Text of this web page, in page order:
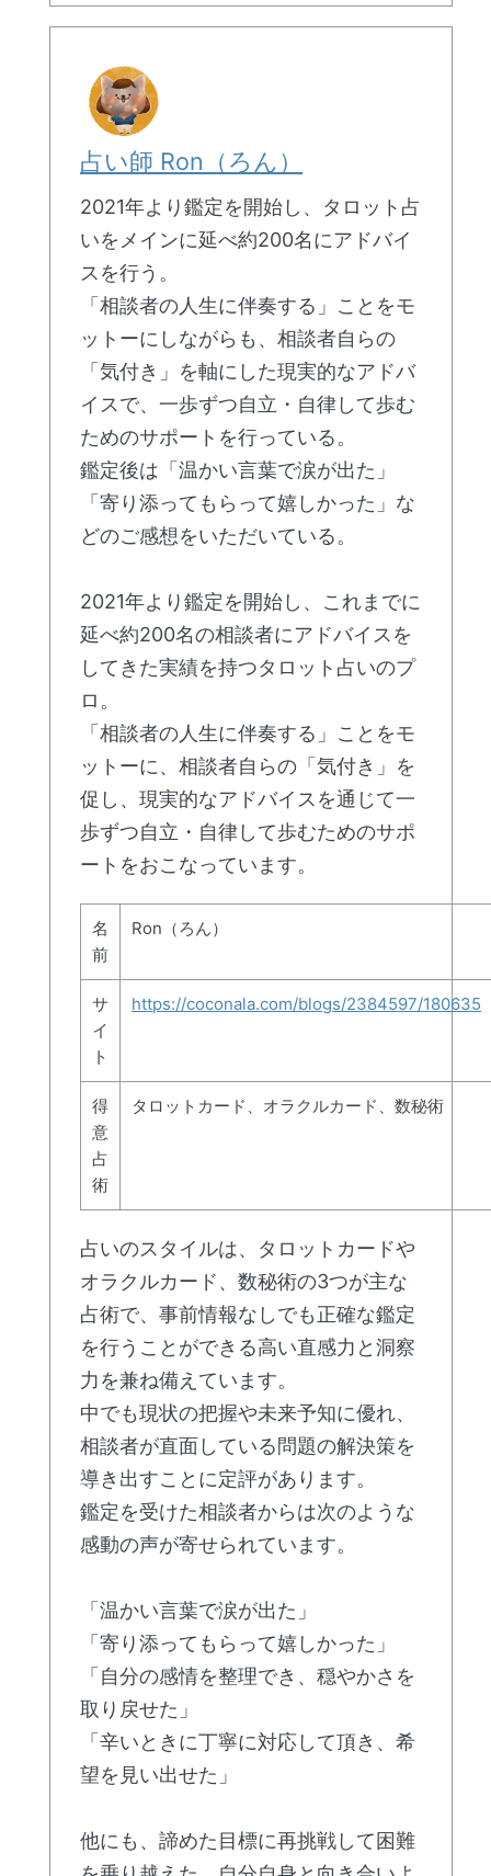
占い師 Ron（ろん）
2021年より鑑定を開始し、タロット占
いをメインに延べ約200名にアドバイ
スを行う。
「相談者の人生に伴奏する」ことをモ
ットーにしながらも、相談者自らの
「気付き」を軸にした現実的なアドバ
イスで、一歩ずつ自立・自律して歩む
ためのサポートを行っている。
鑑定後は「温かい言葉で涙が出た」
「寄り添ってもらって嬉しかった」な
どのご感想をいただいている。
2021年より鑑定を開始し、これまでに
延べ約200名の相談者にアドバイスを
してきた実績を持つタロット占いのプ
ロ。
「相談者の人生に伴奏する」ことをモ
ットーに、相談者自らの「気付き」を
促し、現実的なアドバイスを通じて一
歩ずつ自立・自律して歩むためのサポ
ートをおこなっています。
名
前
Ron（ろん）
サ
イ
ト
https://coconala.com/blogs/2384597/180635
得
意
占
術
タロットカード、オラクルカード、数秘術
占いのスタイルは、タロットカードや
オラクルカード、数秘術の3つが主な
占術で、事前情報なしでも正確な鑑定
を行うことができる高い直感力と洞察
力を兼ね備えています。
中でも現状の把握や未来予知に優れ、
相談者が直面している問題の解決策を
導き出すことに定評があります。
鑑定を受けた相談者からは次のような
感動の声が寄せられています。
「温かい言葉で涙が出た」
「寄り添ってもらって嬉しかった」
「自分の感情を整理でき、穏やかさを
取り戻せた」
「辛いときに丁寧に対応して頂き、希
望を見い出せた」
他にも、諦めた目標に再挑戦して困難